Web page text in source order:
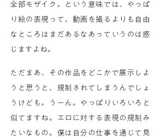
全部モザイク。という意味では、やっぱ
り絵の表現って、動画を撮るよりも自由
なところはまだあるなあっていうのは感
じますよね。
ただまあ、その作品をどこかで展示しよ
うと思うと、規制されてしまうんでしょ
うけども。うーん。やっぱりいろいろと
似てますね。エロに対する表現の規制み
たいなもの。僕は自分の仕事を通じて見